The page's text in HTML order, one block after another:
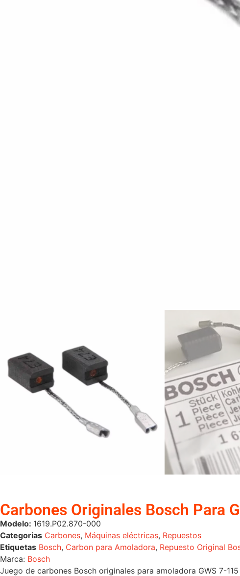
Carbones Originales Bosch Para
Modelo: 1619.P02.870-000
Categorias Carbones, Máquinas eléctricas, Repuestos
Etiquetas Bosch, Carbon para Amoladora, Repuesto Original
Marca: Bosch
Juego de carbones Bosch originales para amoladora GWS 7-